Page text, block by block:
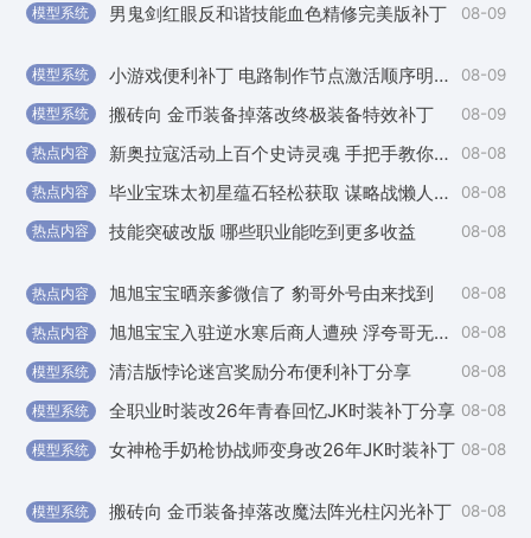
模型系统 男鬼剑红眼反和谐技能血色精修完美版补丁 08-09
模型系统 小游戏便利补丁 电路制作节点激活顺序明显化 08-09
模型系统 搬砖向 金币装备掉落改终极装备特效补丁 08-09
热点内容 新奥拉寇活动上百个史诗灵魂 手把手教你怎么获取 08-08
热点内容 毕业宝珠太初星蕴石轻松获取 谋略战懒人版攻略 08-08
热点内容 技能突破改版 哪些职业能吃到更多收益 08-08
热点内容 旭旭宝宝晒亲爹微信了 豹哥外号由来找到 08-08
热点内容 旭旭宝宝入驻逆水寒后商人遭殃 浮夸哥无奈背锅 08-08
模型系统 清洁版悖论迷宫奖励分布便利补丁分享 08-08
模型系统 全职业时装改26年青春回忆JK时装补丁分享 08-08
模型系统 女神枪手奶枪协战师变身改26年JK时装补丁 08-08
模型系统 搬砖向 金币装备掉落改魔法阵光柱闪光补丁 08-08